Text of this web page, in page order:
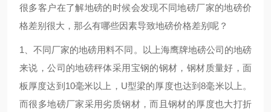
很多客户在了解地磅的时候会发现不同地磅厂家的地磅价
格差别很大，那么有哪些因素导致地磅价格差别呢？
1、不同厂家的地磅用料不同。以上海鹰牌地磅公司的地磅
来说，公司的地磅秤体采用宝钢的钢材，钢材质量好，面
板厚度达到10毫米以上，U型梁的厚度也达到8毫米以上。
而很多地磅厂家采用劣质钢材，而且钢材的厚度也大打折